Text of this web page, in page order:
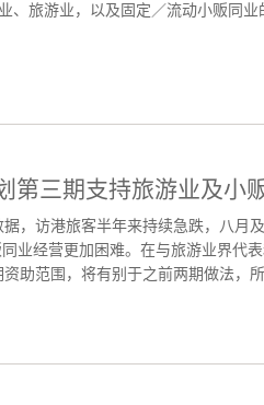
、旅游业，以及固定／流动小贩同
第三期支持旅游业及小
，访港旅客半年来持续急跌，八月
业经营更加困难。在与旅游业界代
助范围，将有别于之前两期做法，